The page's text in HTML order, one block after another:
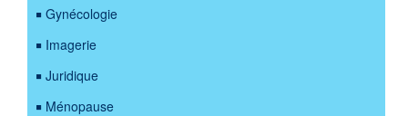
Gynécologie
Imagerie
Juridique
Ménopause